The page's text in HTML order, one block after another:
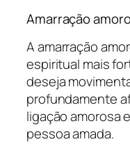
Amarração
A amarração
espiritual mais
deseja
profundamente
ligação amorosa
pessoa amada.